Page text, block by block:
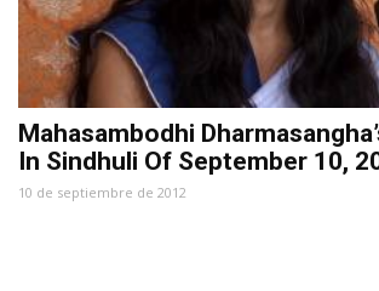
Mahasambodhi
In Sindhuli Of September 10,
10 de septiembre de 2012